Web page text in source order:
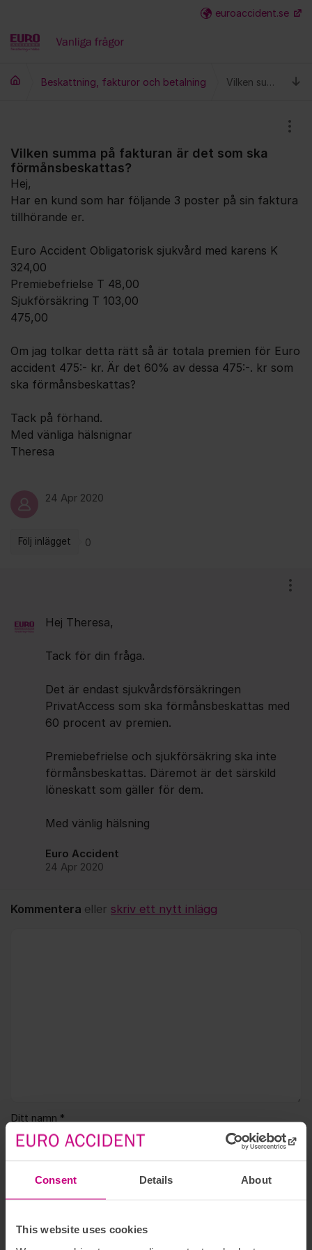
Consent Details About
This website uses cookies
euroaccident.se
Beskattning, fakturor och betalning Vilken summa på fakturan är det som ska förmånsbeskattas?
Vilken summa på fakturan är det som ska
förmånsbeskattas?
Hej,
Har en kund som har följande 3 poster på sin faktura
tillhörande er.
Euro Accident Obligatorisk sjukvård med karens K
324,00
Premiebefrielse T 48,00
Sjukförsäkring T 103,00
475,00
Om jag tolkar detta rätt så är totala premien för Euro
accident 475:- kr. Är det 60% av dessa 475:-. kr som
ska förmånsbeskattas?
Tack på förhand.
Med vänliga hälsnignar
Theresa
24 Apr 2020
Följ inlägget 0
Hej Theresa,
Tack för din fråga.
Det är endast sjukvårdsförsäkringen
PrivatAccess som ska förmånsbeskattas med
60 procent av premien.
Premiebefrielse och sjukförsäkring ska inte
förmånsbeskattas. Däremot är det särskild
löneskatt som gäller för dem.
Med vänlig hälsning
Euro Accident
24 Apr 2020
Kommentera eller skriv ett nytt inlägg
Ditt namn *
postadress visas aldrig publikt.